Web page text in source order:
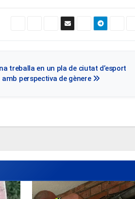
treballa en un pla de ciutat d’esport
amb perspectiva de gènere